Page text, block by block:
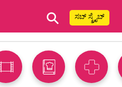
⚲ ಸಬ್ ಸ್ಕ್ರೈಬ್